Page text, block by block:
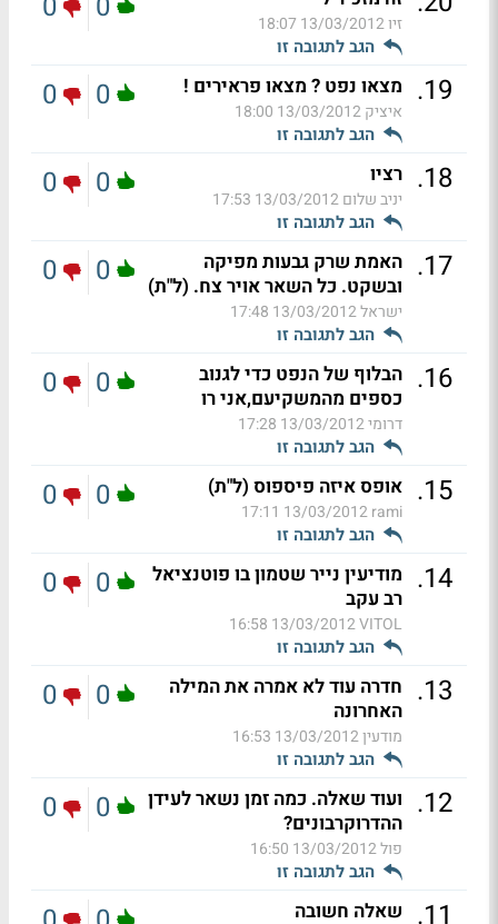
זיו13/03/2012 18:07
הגב לתגובה זו
19
. מצאו נפט ? מצאו פראירים !
איציק13/03/2012 18:00
הגב לתגובה זו
0
0
18
. רציו
יניב שלום13/03/2012 17:53
הגב לתגובה זו
0
0
17
. האמת שרק גבעות מפיקה
ובשקט. כל השאר אויר צח. (ל"ת)
ישראל13/03/2012 17:48
הגב לתגובה זו
0
0
16
. הבלוף של הנפט כדי לגנוב
כספים מהמשקיעם,אני רו
דרומי13/03/2012 17:28
הגב לתגובה זו
0
0
15
. אופס איזה פיספוס (ל"ת)
rami
13/03/2012 17:11
הגב לתגובה זו
0
0
14
. מודיעין נייר שטמון בו פוטנציאל
רב עקב
VITOL
13/03/2012 16:58
הגב לתגובה זו
0
0
13
. חדרה עוד לא אמרה את המילה
האחרונה
מודעין13/03/2012 16:53
הגב לתגובה זו
0
0
12
.
ועוד שאלה. כמה זמן נשאר לעידן
ההדרוקרבונים?
פול13/03/2012 16:50
הגב לתגובה זו
0
0
11
. שאלה חשובה